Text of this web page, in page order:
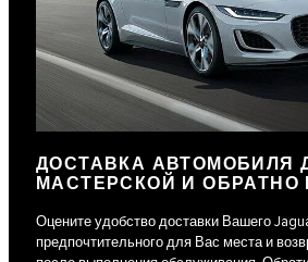
ДОСТАВКА АВТОМОБИЛЯ
МАСТЕРСКОЙ И ОБРАТНО
Оцените удобство доставки Вашего
предпочтительного для Вас места и